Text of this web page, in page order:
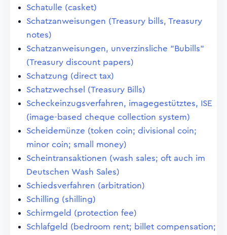
Schatulle (casket)
Schatzanweisungen (Treasury bills, Treasury
notes)
Schatzanweisungen, unverzinsliche "Bubills"
(Treasury discount papers)
Schatzung (direct tax)
Schatzwechsel (Treasury Bills)
Scheckeinzugsverfahren, imagegestütztes, ISE
(image-based cheque collection system)
Scheidemünze (token coin; divisional coin;
minor coin; small money)
Scheintransaktionen (wash sales; oft auch im
Deutschen Wash Sales)
Schiedsverfahren (arbitration)
Schilling (shilling)
Schirmgeld (protection fee)
Schlafgeld (bedroom rent; billet compensation;